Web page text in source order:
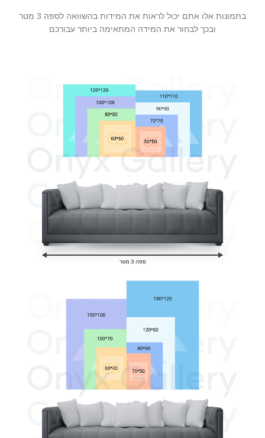
בתמונות אלו אתם יכול לראות את המידות בהשוואה לספה 3 מטר
ובכך לבחור את המידה המתאימה ביותר עבורכם